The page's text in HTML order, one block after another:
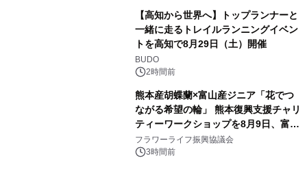
【高知から世界へ】トップランナーと
一緒に走るトレイルランニングイベン
トを高知で8月29日（土）開催
BUDO
2時間前
熊本産胡蝶蘭×富山産ジニア「花でつ
ながる希望の輪」 熊本復興支援チャリ
ティーワークショップを8月9日、富
山・射水で開催
フラワーライフ振興協議会
3時間前